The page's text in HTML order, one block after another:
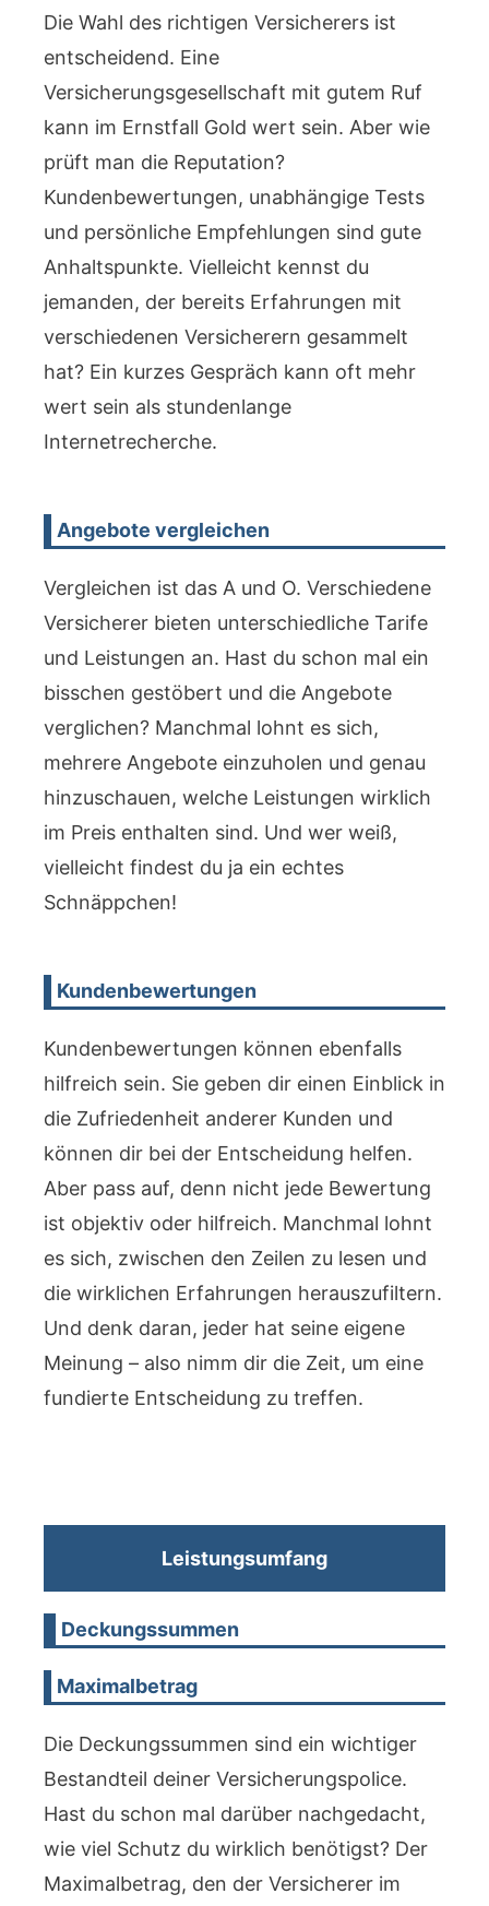
Die Wahl des richtigen Versicherers ist
entscheidend. Eine
Versicherungsgesellschaft mit gutem Ruf
kann im Ernstfall Gold wert sein. Aber wie
prüft man die Reputation?
Kundenbewertungen, unabhängige Tests
und persönliche Empfehlungen sind gute
Anhaltspunkte. Vielleicht kennst du
jemanden, der bereits Erfahrungen mit
verschiedenen Versicherern gesammelt
hat? Ein kurzes Gespräch kann oft mehr
wert sein als stundenlange
Internetrecherche.
Angebote vergleichen
Vergleichen ist das A und O. Verschiedene
Versicherer bieten unterschiedliche Tarife
und Leistungen an. Hast du schon mal ein
bisschen gestöbert und die Angebote
verglichen? Manchmal lohnt es sich,
mehrere Angebote einzuholen und genau
hinzuschauen, welche Leistungen wirklich
im Preis enthalten sind. Und wer weiß,
vielleicht findest du ja ein echtes
Schnäppchen!
Kundenbewertungen
Kundenbewertungen können ebenfalls
hilfreich sein. Sie geben dir einen Einblick in
die Zufriedenheit anderer Kunden und
können dir bei der Entscheidung helfen.
Aber pass auf, denn nicht jede Bewertung
ist objektiv oder hilfreich. Manchmal lohnt
es sich, zwischen den Zeilen zu lesen und
die wirklichen Erfahrungen herauszufiltern.
Und denk daran, jeder hat seine eigene
Meinung – also nimm dir die Zeit, um eine
fundierte Entscheidung zu treffen.
Leistungsumfang
Deckungssummen
Maximalbetrag
Die Deckungssummen sind ein wichtiger
Bestandteil deiner Versicherungspolice.
Hast du schon mal darüber nachgedacht,
wie viel Schutz du wirklich benötigst? Der
Maximalbetrag, den der Versicherer im